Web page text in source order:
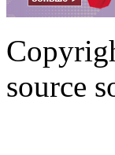
source